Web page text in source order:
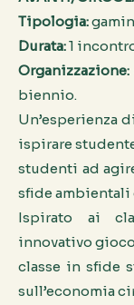
Tipologia:
Durata:1
Organizzazione:
biennio.
Un’esperienza
ispirare
studenti ad
sfide ambientali
Ispirato ai
innovativo
classe in sfide
sull’economia